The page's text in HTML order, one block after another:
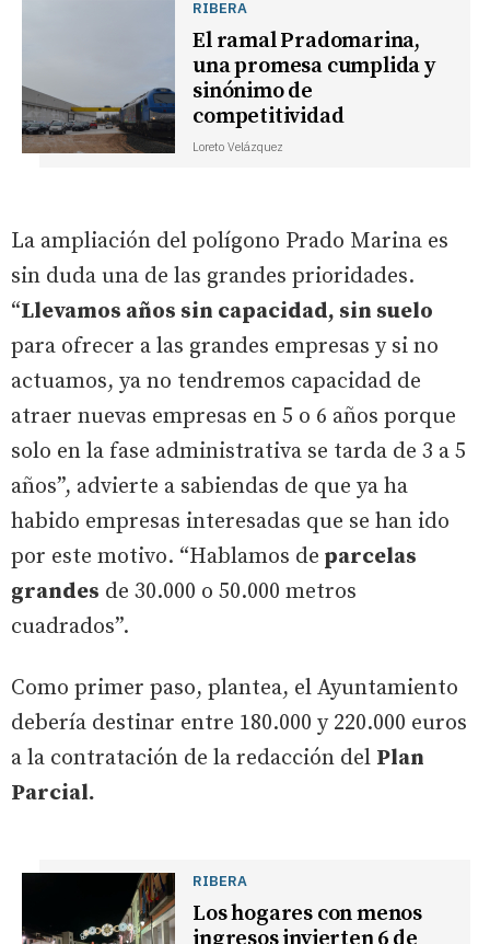
RIBERA
El ramal Pradomarina,
una promesa cumplida y
sinónimo de
competitividad
Loreto Velázquez
La ampliación del polígono Prado Marina es
sin duda una de las grandes prioridades.
“Llevamos años sin capacidad, sin suelo
para ofrecer a las grandes empresas y si no
actuamos, ya no tendremos capacidad de
atraer nuevas empresas en 5 o 6 años porque
solo en la fase administrativa se tarda de 3 a 5
años”, advierte a sabiendas de que ya ha
habido empresas interesadas que se han ido
por este motivo. “Hablamos de parcelas
grandes de 30.000 o 50.000 metros
cuadrados”.
Como primer paso, plantea, el Ayuntamiento
debería destinar entre 180.000 y 220.000 euros
a la contratación de la redacción del Plan
Parcial.
RIBERA
Los hogares con menos